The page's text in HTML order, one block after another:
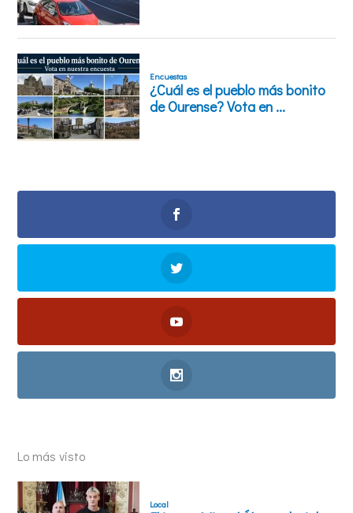
Lo más visto